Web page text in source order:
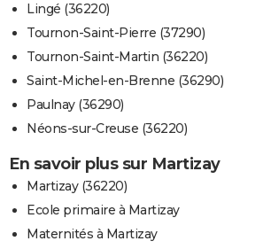
Lingé (36220)
Tournon-Saint-Pierre (37290)
Tournon-Saint-Martin (36220)
Saint-Michel-en-Brenne (36290)
Paulnay (36290)
Néons-sur-Creuse (36220)
En savoir plus sur Martizay
Martizay (36220)
Ecole primaire à Martizay
Maternités à Martizay